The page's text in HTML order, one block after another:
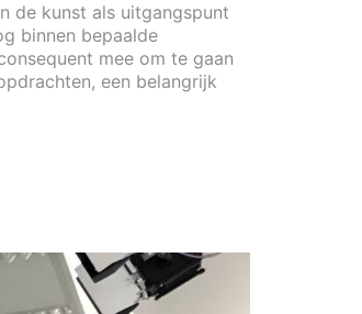
de kunst als uitgangspunt
binnen bepaalde
mee om te gaan
een belangrijk